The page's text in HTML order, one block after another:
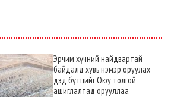
Эрчим хүчний найдвартай
байдалд хувь нэмэр оруулах
дэд бүтцийг Оюу толгой
ашиглалтад орууллаа